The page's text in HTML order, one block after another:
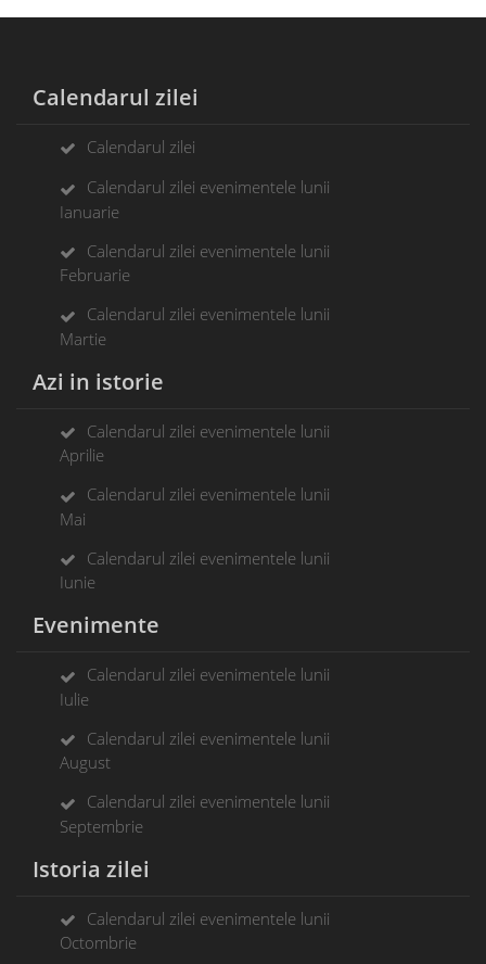
Calendarul zilei
Calendarul zilei
Calendarul zilei evenimentele lunii
Ianuarie
Calendarul zilei evenimentele lunii
Februarie
Calendarul zilei evenimentele lunii
Martie
Azi in istorie
Calendarul zilei evenimentele lunii
Aprilie
Calendarul zilei evenimentele lunii
Mai
Calendarul zilei evenimentele lunii
Iunie
Evenimente
Calendarul zilei evenimentele lunii
Iulie
Calendarul zilei evenimentele lunii
August
Calendarul zilei evenimentele lunii
Septembrie
Istoria zilei
Calendarul zilei evenimentele lunii
Octombrie